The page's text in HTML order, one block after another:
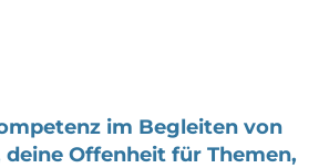
im Begleiten von
deine Offenheit für Themen,